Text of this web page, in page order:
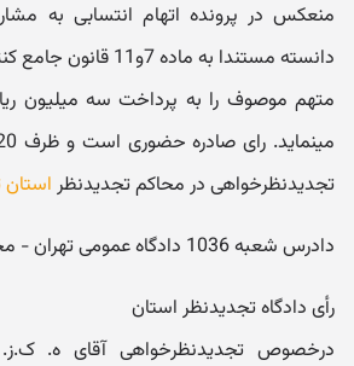
منعکس در پرونده اتهام انتسابی به
دانسته مستندا به ماده
متهم موصوف را به پرداخت سه میلیون
تجدیدنظرخواهی در محاکم تجدیدنظر استان
دادرس شعبه 1036 دادگاه عمومی تهران - مجید رشیدیان
رأی دادگاه تجدیدنظر استان
درخصوص تجدیدنظرخواهی آقای ه. ک.ز.